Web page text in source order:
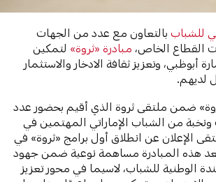
للشباببالتعاون مع عدد من الجهات
القطاع الخاص، مبادرة «ثروة»لتمكين
أبوظبي، وتعزيز ثقافة الادخار والاستثمار
لديهم.
ضمن ملتقى ثروة الذي أقيم بحضور عدد
من الشباب الإماراتي المهتمين في
الإعلان عن انطلاق أول برامج «ثروة» في
هذه المبادرة مساهمة نوعية ضمن جهود
الوطنية للشباب، لاسيما في محور تعزيز